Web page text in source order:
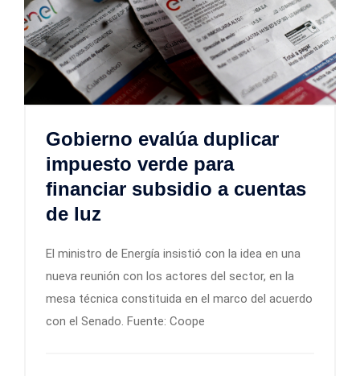
Gobierno evalúa duplicar
impuesto verde para
financiar subsidio a cuentas
de luz
El ministro de Energía insistió con la idea en una
nueva reunión con los actores del sector, en la
mesa técnica constituida en el marco del acuerdo
con el Senado. Fuente: Coope